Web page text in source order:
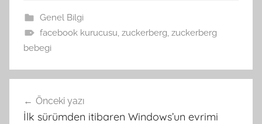
Genel Bilgi
facebook kurucusu zuckerberg zuckerberg
bebegi
gezinmesi
Önceki yazı
İlk sürümden itibaren Windows’un evrimi